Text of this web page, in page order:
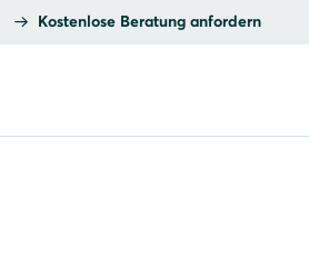
Kostenlose Beratung anfordern